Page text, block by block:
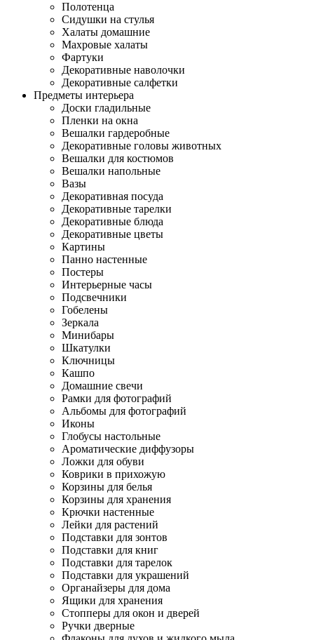
Полотенца
Сидушки на стулья
Халаты домашние
Махровые халаты
Фартуки
Декоративные наволочки
Декоративные салфетки
Предметы интерьера
Доски гладильные
Пленки на окна
Вешалки гардеробные
Декоративные головы животных
Вешалки для костюмов
Вешалки напольные
Вазы
Декоративная посуда
Декоративные тарелки
Декоративные блюда
Декоративные цветы
Картины
Панно настенные
Постеры
Интерьерные часы
Подсвечники
Гобелены
Зеркала
Минибары
Шкатулки
Ключницы
Кашпо
Домашние свечи
Рамки для фотографий
Альбомы для фотографий
Иконы
Глобусы настольные
Ароматические диффузоры
Ложки для обуви
Коврики в прихожую
Корзины для белья
Корзины для хранения
Крючки настенные
Лейки для растений
Подставки для зонтов
Подставки для книг
Подставки для тарелок
Подставки для украшений
Органайзеры для дома
Ящики для хранения
Стопперы для окон и дверей
Ручки дверные